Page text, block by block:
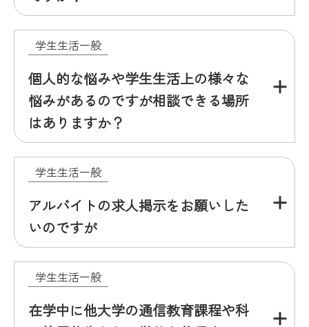
学生生活一般
個人的な悩みや学生生活上の様々な
悩みがあるのですが相談できる場所
はありますか？
学生生活一般
アルバイトの求人掲示をお願いした
いのですが
学生生活一般
在学中に他大学の通信教育課程や科